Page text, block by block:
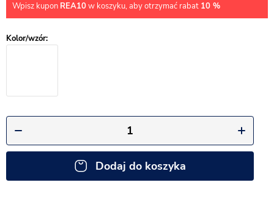
Wpisz kupon REA10w koszyku, aby otrzymać rabat 10 %
Dodaj do koszyka